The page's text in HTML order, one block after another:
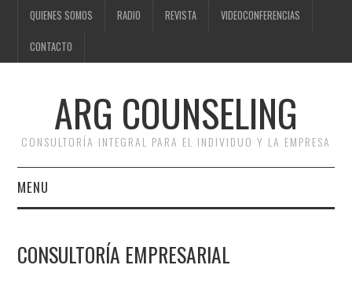
QUIENES SOMOS RADIO REVISTA VIDEOCONFERENCIAS
CONTACTO
ARG COUNSELING
CONSULTORÍA INTEGRAL PARA EL INDIVIDUO Y LA EMPRESA
MENU
CONSULTORÍA
CONSULTORÍA EMPRESARIAL